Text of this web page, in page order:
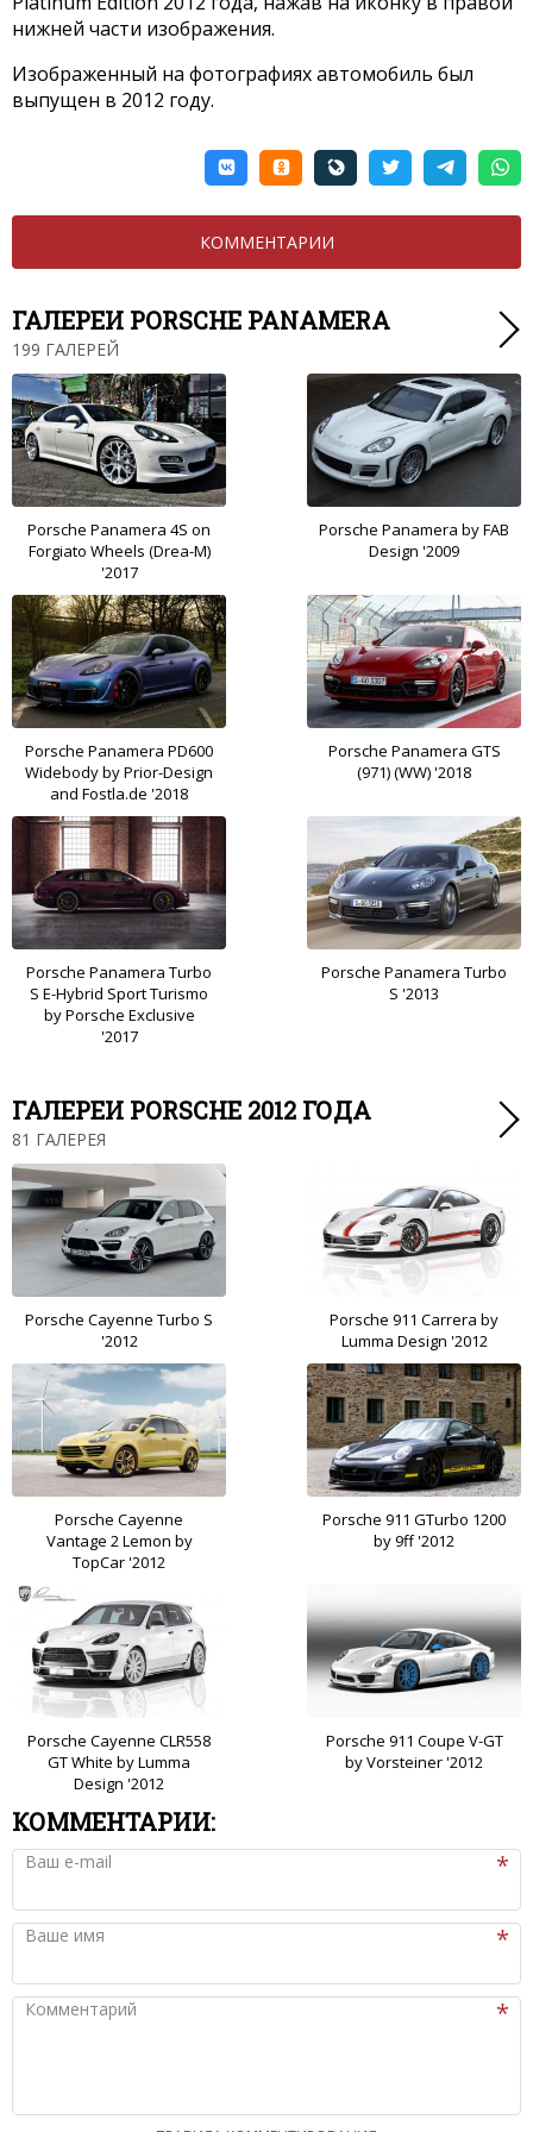
нижней части изображения.
Изображенный на фотографиях автомобиль был
выпущен в 2012 году.
КОММЕНТАРИИ
ГАЛЕРЕИ PORSCHE PANAMERA
199 ГАЛЕРЕЙ
Porsche Panamera 4S on
Forgiato Wheels (Drea-M)
'2017
Porsche Panamera by FAB
Design '2009
Porsche Panamera PD600
Widebody by Prior-Design
and Fostla.de '2018
Porsche Panamera GTS
(971) (WW) '2018
Porsche Panamera Turbo
S E-Hybrid Sport Turismo
by Porsche Exclusive
'2017
Porsche Panamera Turbo
S '2013
ГАЛЕРЕИ PORSCHE 2012 ГОДА
81 ГАЛЕРЕЯ
Porsche Cayenne Turbo S
'2012
Porsche 911 Carrera by
Lumma Design '2012
Porsche Cayenne
Vantage 2 Lemon by
TopCar '2012
Porsche 911 GTurbo 1200
by 9ff '2012
Porsche Cayenne CLR558
GT White by Lumma
Design '2012
Porsche 911 Coupe V-GT
by Vorsteiner '2012
КОММЕНТАРИИ:
Ваш e-mail
Ваше имя
Комментарий